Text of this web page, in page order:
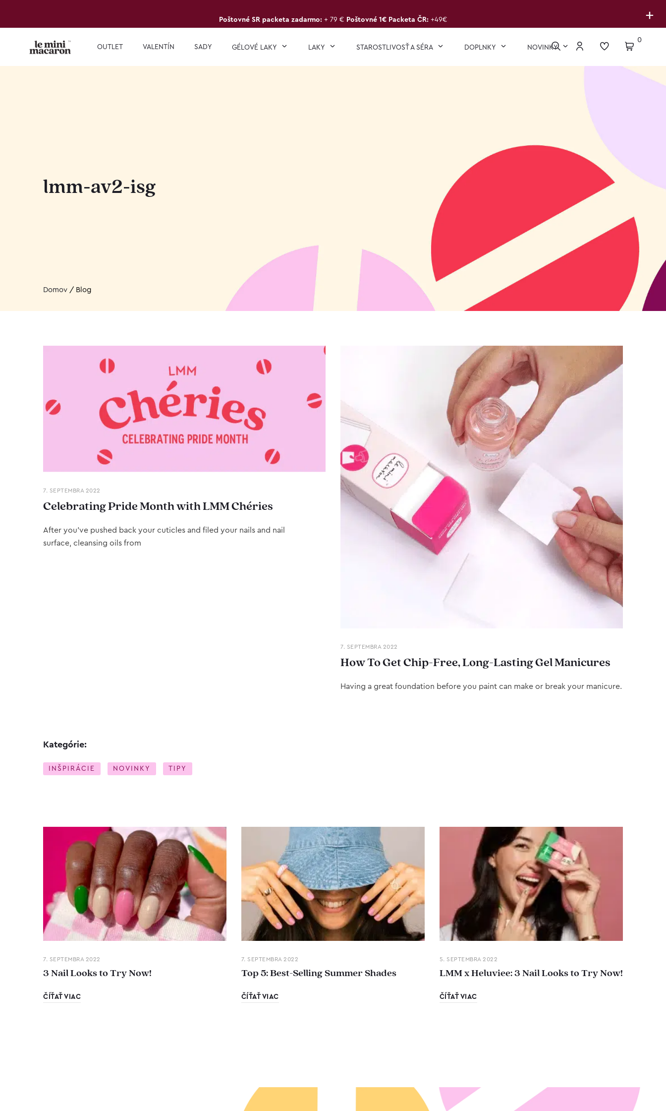
+
Poštovné SR packeta zadarmo: + 79 € Poštovné 1€ Packeta ČR: +49€
OUTLET VALENTÍN SADY GÉLOVÉ LAKY LAKY STAROSTLIVOSŤ A SÉRA DOPLNKY NOVINKY
0
lmm-av2-isg
Domov / Blog
7. SEPTEMBRA 2022
Celebrating Pride Month with LMM Chéries
After you’ve pushed back your cuticles and filed your nails and nail
surface, cleansing oils from
7. SEPTEMBRA 2022
How To Get Chip-Free, Long-Lasting Gel Manicures
Having a great foundation before you paint can make or break your manicure.
Kategórie:
INŠPIRÁCIE NOVINKY TIPY
7. SEPTEMBRA 2022
3 Nail Looks to Try Now!
ČÍŤAŤ VIAC
7. SEPTEMBRA 2022
Top 5: Best-Selling Summer Shades
ČÍŤAŤ VIAC
5. SEPTEMBRA 2022
LMM x Heluviee: 3 Nail Looks to Try Now!
ČÍŤAŤ VIAC